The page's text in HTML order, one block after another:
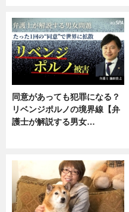
同意があっても犯罪になる？
リベンジポルノの境界線【弁
護士が解説する男女…